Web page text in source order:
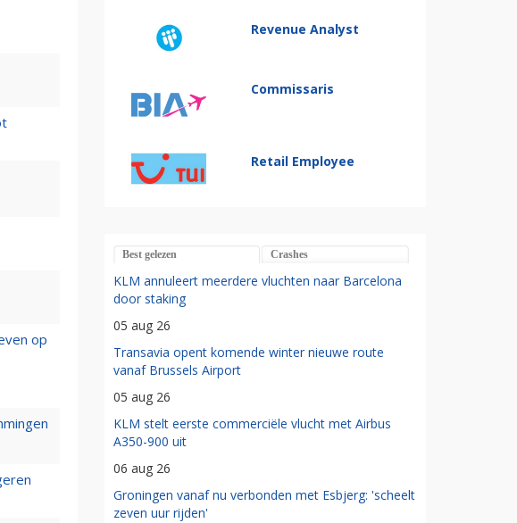
op
Revenue Analyst
Commissaris
Retail Employee
Best gelezen Crashes
KLM annuleert meerdere vluchten naar Barcelona
door staking
05 aug 26
Transavia opent komende winter nieuwe route
vanaf Brussels Airport
05 aug 26
KLM stelt eerste commerciële vlucht met Airbus
A350-900 uit
06 aug 26
Groningen vanaf nu verbonden met Esbjerg: 'scheelt
zeven uur rijden'